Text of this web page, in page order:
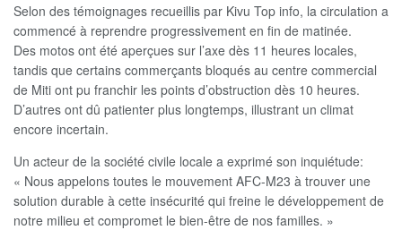
Selon des témoignages recueillis par Kivu Top info, la circulation a
commencé à reprendre progressivement en fin de matinée.
Des motos ont été aperçues sur l’axe dès 11 heures locales,
tandis que certains commerçants bloqués au centre commercial
de Miti ont pu franchir les points d’obstruction dès 10 heures.
D’autres ont dû patienter plus longtemps, illustrant un climat
encore incertain.
Un acteur de la société civile locale a exprimé son inquiétude:
« Nous appelons toutes le mouvement AFC-M23 à trouver une
solution durable à cette insécurité qui freine le développement de
notre milieu et compromet le bien-être de nos familles. »